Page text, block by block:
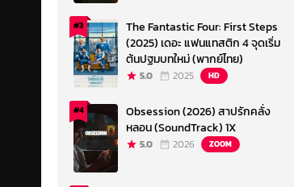
#3
The Fantastic Four: First Steps
(2025) เดอะ แฟนแทสติก 4 จุดเริ่ม
ต้นปฐมบทใหม่ (พากย์ไทย)
5.0 2025 HD
#4
Obsession (2026) สาปรักคลั่ง
หลอน (SoundTrack) 1X
5.0 2026 ZOOM